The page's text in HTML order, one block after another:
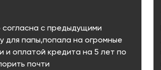
с предыдущими
для папы,попала на огромные
и оплатой кредита на 5 лет по
почти